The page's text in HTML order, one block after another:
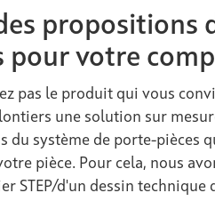
propositions
pour votre
pas le produit qui vous
une solution sur
du système de porte-pièces
pièce. Pour cela, nous
STEP/d'un dessin technique